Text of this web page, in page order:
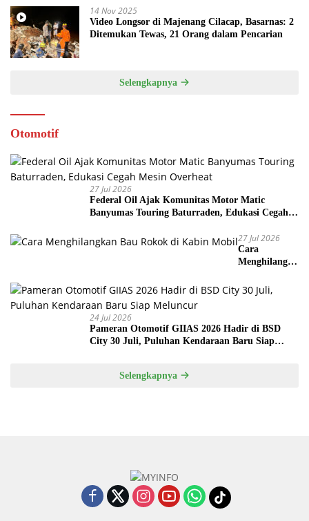
14 Nov 2025
Video Longsor di Majenang Cilacap, Basarnas: 2
Ditemukan Tewas, 21 Orang dalam Pencarian
Selengkapnya
Otomotif
27 Jul 2026
Federal Oil Ajak Komunitas Motor Matic
Banyumas Touring Baturraden, Edukasi Cegah
27 Jul 2026
Cara
Menghilangka
di Kabin
Mobil
24 Jul 2026
Pameran Otomotif GIIAS 2026 Hadir di BSD
City 30 Juli, Puluhan Kendaraan Baru Siap
Selengkapnya